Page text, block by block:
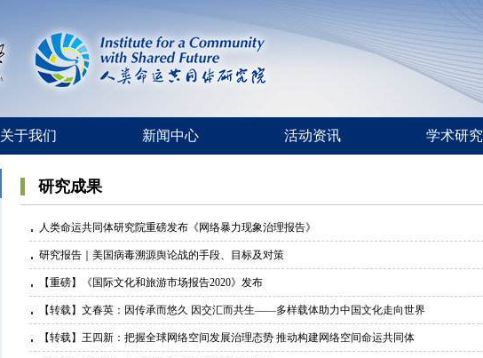
关于我们 新闻中心 活动资讯 学术研究
研究成果
人类命运共同体研究院重磅发布《网络暴力现象治理报告》
研究报告｜美国病毒溯源舆论战的手段、目标及对策
【重磅】《国际文化和旅游市场报告2020》发布
【转载】文春英：因传承而悠久 因交汇而共生——多样载体助力中国文化走向世界
【转载】王四新：把握全球网络空间发展治理态势 推动构建网络空间命运共同体